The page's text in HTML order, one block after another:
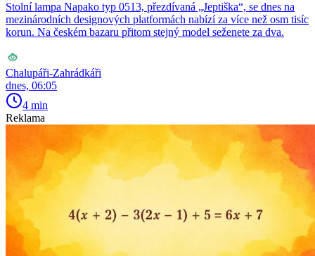
Stolní lampa Napako typ 0513, přezdívaná „Jeptiška“, se dnes na
mezinárodních designových platformách nabízí za více než osm tisíc
korun. Na českém bazaru přitom stejný model seženete za dva.
Chalupáři-Zahrádkáři
dnes, 06:05
4 min
Reklama